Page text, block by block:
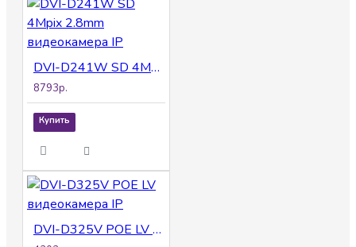
DVI-D241W SD 4Mpix 2.8mm видеокамера IP
8793р.
Купить
DVI-D325V POE LV видеокамера IP